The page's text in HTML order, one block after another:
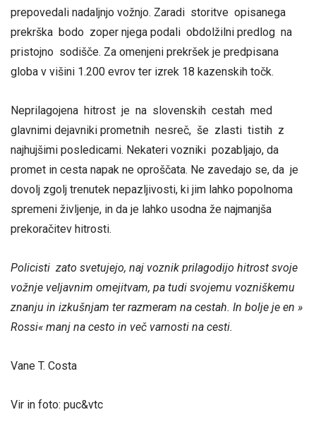
prepovedali nadaljnjo vožnjo. Zaradi storitve opisanega
prekrška bodo zoper njega podali obdolžilni predlog na
pristojno sodišče. Za omenjeni prekršek je predpisana
globa v višini 1.200 evrov ter izrek 18 kazenskih točk.
Neprilagojena hitrost je na slovenskih cestah med
glavnimi dejavniki prometnih nesreč, še zlasti tistih z
najhujšimi posledicami. Nekateri vozniki pozabljajo, da
promet in cesta napak ne oproščata. Ne zavedajo se, da je
dovolj zgolj trenutek nepazljivosti, ki jim lahko popolnoma
spremeni življenje, in da je lahko usodna že najmanjša
prekoračitev hitrosti.
Policisti zato svetujejo, naj voznik prilagodijo hitrost svoje
vožnje veljavnim omejitvam, pa tudi svojemu vozniškemu
znanju in izkušnjam ter razmeram na cestah. In bolje je en »
Rossi« manj na cesto in več varnosti na cesti.
Vane T. Costa
Vir in foto: puc&vtc